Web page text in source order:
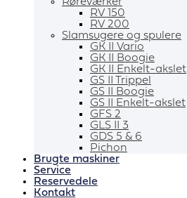
RV 150
RV 200
Slamsugere og spulere
GK II Vario
GK II Boogie
GK II Enkelt-akslet
GS II Trippel
GS II Boogie
GS II Enkelt-akslet
GFS 2
GLS II 3
GDS 5 & 6
Pichon
Brugte maskiner
Service
Reservedele
Kontakt